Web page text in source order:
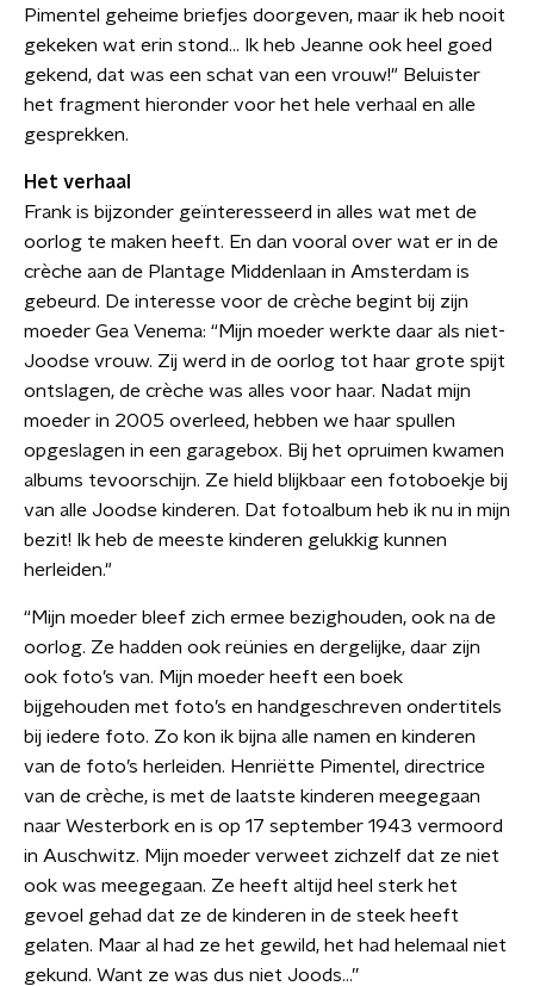
Pimentel geheime briefjes doorgeven, maar ik heb nooit
gekeken wat erin stond... Ik heb Jeanne ook heel goed
gekend, dat was een schat van een vrouw!" Beluister
het fragment hieronder voor het hele verhaal en alle
gesprekken.
Het verhaal
Frank is bijzonder geïnteresseerd in alles wat met de
oorlog te maken heeft. En dan vooral over wat er in de
crèche aan de Plantage Middenlaan in Amsterdam is
gebeurd. De interesse voor de crèche begint bij zijn
moeder Gea Venema: “Mijn moeder werkte daar als niet-
Joodse vrouw. Zij werd in de oorlog tot haar grote spijt
ontslagen, de crèche was alles voor haar. Nadat mijn
moeder in 2005 overleed, hebben we haar spullen
opgeslagen in een garagebox. Bij het opruimen kwamen
albums tevoorschijn. Ze hield blijkbaar een fotoboekje bij
van alle Joodse kinderen. Dat fotoalbum heb ik nu in mijn
bezit! Ik heb de meeste kinderen gelukkig kunnen
herleiden."
“Mijn moeder bleef zich ermee bezighouden, ook na de
oorlog. Ze hadden ook reünies en dergelijke, daar zijn
ook foto’s van. Mijn moeder heeft een boek
bijgehouden met foto’s en handgeschreven ondertitels
bij iedere foto. Zo kon ik bijna alle namen en kinderen
van de foto’s herleiden. Henriëtte Pimentel, directrice
van de crèche, is met de laatste kinderen meegegaan
naar Westerbork en is op 17 september 1943 vermoord
in Auschwitz. Mijn moeder verweet zichzelf dat ze niet
ook was meegegaan. Ze heeft altijd heel sterk het
gevoel gehad dat ze de kinderen in de steek heeft
gelaten. Maar al had ze het gewild, het had helemaal niet
gekund. Want ze was dus niet Joods...”